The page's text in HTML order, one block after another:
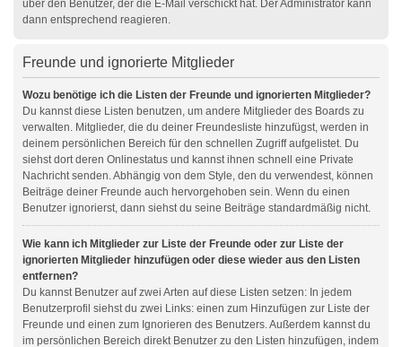
über den Benutzer, der die E-Mail verschickt hat. Der Administrator kann
dann entsprechend reagieren.
Freunde und ignorierte Mitglieder
Wozu benötige ich die Listen der Freunde und ignorierten Mitglieder?
Du kannst diese Listen benutzen, um andere Mitglieder des Boards zu
verwalten. Mitglieder, die du deiner Freundesliste hinzufügst, werden in
deinem persönlichen Bereich für den schnellen Zugriff aufgelistet. Du
siehst dort deren Onlinestatus und kannst ihnen schnell eine Private
Nachricht senden. Abhängig von dem Style, den du verwendest, können
Beiträge deiner Freunde auch hervorgehoben sein. Wenn du einen
Benutzer ignorierst, dann siehst du seine Beiträge standardmäßig nicht.
Wie kann ich Mitglieder zur Liste der Freunde oder zur Liste der
ignorierten Mitglieder hinzufügen oder diese wieder aus den Listen
entfernen?
Du kannst Benutzer auf zwei Arten auf diese Listen setzen: In jedem
Benutzerprofil siehst du zwei Links: einen zum Hinzufügen zur Liste der
Freunde und einen zum Ignorieren des Benutzers. Außerdem kannst du
im persönlichen Bereich direkt Benutzer zu den Listen hinzufügen, indem